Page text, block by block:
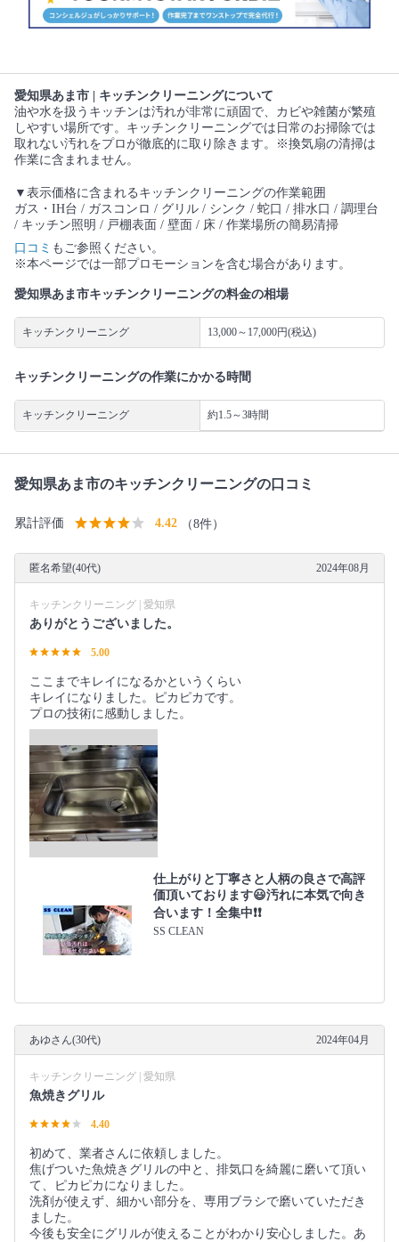
愛知県あま市 | キッチンクリーニングについて
油や水を扱うキッチンは汚れが非常に頑固で、カビや雑菌が繁殖
しやすい場所です。キッチンクリーニングでは日常のお掃除では
取れない汚れをプロが徹底的に取り除きます。※換気扇の清掃は
作業に含まれません。
▼表示価格に含まれるキッチンクリーニングの作業範囲
ガス・IH台 / ガスコンロ / グリル / シンク / 蛇口 / 排水口 / 調理台
/ キッチン照明 / 戸棚表面 / 壁面 / 床 / 作業場所の簡易清掃
口コミ もご参照ください。
※本ページでは一部プロモーションを含む場合があります。
愛知県あま市キッチンクリーニングの料金の相場
キッチンクリーニング 13,000～17,000円(税込)
キッチンクリーニングの作業にかかる時間
キッチンクリーニング 約1.5～3時間
愛知県あま市のキッチンクリーニングの口コミ
累計評価 4.42 （8件）
匿名希望(40代) 2024年08月
キッチンクリーニング | 愛知県
ありがとうございました。
5.00
ここまでキレイになるかというくらい
キレイになりました。ピカピカです。
プロの技術に感動しました。
仕上がりと丁寧さと人柄の良さで高評
価頂いております😃汚れに本気で向き
合います！全集中❗️❗️
SS CLEAN
あゆさん(30代) 2024年04月
キッチンクリーニング | 愛知県
魚焼きグリル
4.40
初めて、業者さんに依頼しました。
焦げついた魚焼きグリルの中と、排気口を綺麗に磨いて頂い
て、ピカピカになりました。
洗剤が使えず、細かい部分を、専用ブラシで磨いていただき
ました。
今後も安全にグリルが使えることがわかり安心しました。あ